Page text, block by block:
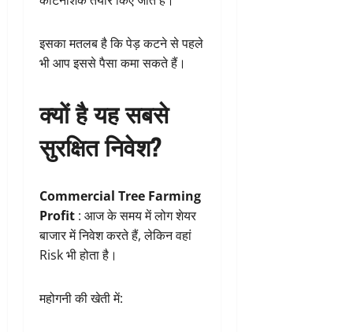
इसका मतलब है कि पेड़ कटने से पहले
भी आप इससे पैसा कमा सकते हैं।
क्यों है यह सबसे
सुरक्षित निवेश?
Commercial Tree Farming
Profit : आज के समय में लोग शेयर
बाजार में निवेश करते हैं, लेकिन वहां
Risk भी होता है।
महोगनी की खेती में: